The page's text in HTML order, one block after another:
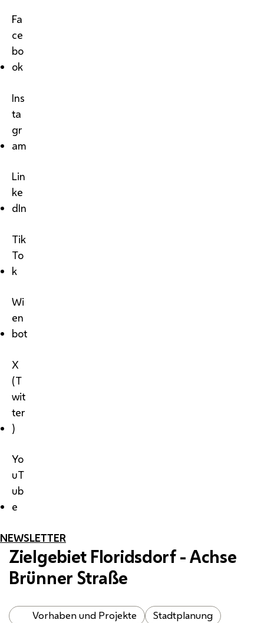
Fa
ce
bo
ok
Ins
ta
gr
am
Lin
ke
dIn
Tik
To
k
Wi
en
bot
X
(T
wit
ter
)
Yo
uT
ub
e
NEWSLETTER
Zielgebiet Floridsdorf - Achse
Brünner Straße
Vorhaben und Projekte
Stadtplanung